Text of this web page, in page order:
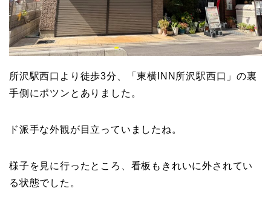
所沢駅西口より徒歩3分、「東横INN所沢駅西口」の裏
手側にポツンとありました。
ド派手な外観が目立っていましたね。
様子を見に行ったところ、看板もきれいに外されてい
る状態でした。